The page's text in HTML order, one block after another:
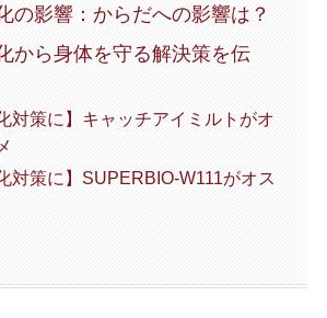
の影響：からだへの影響は？
から身体を守る解決策を伝
対策に】キャッチアイミルトがオ
対策に】SUPERBIO-W111がオス